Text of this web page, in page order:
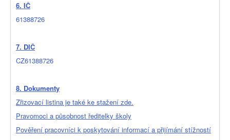
6. IČ
61388726
7. DIČ
CZ61388726
8. Dokumenty
Zřizovací listina je také ke stažení zde.
Pravomoci a působnost ředitelky školy
Pověření pracovníci k poskytování informací a přijímání stížností